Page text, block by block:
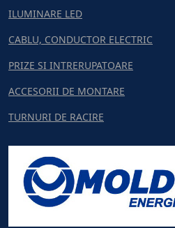
ILUMINARE LED
CABLU, CONDUCTOR ELECTRIC
PRIZE SI INTRERUPATOARE
ACCESORII DE MONTARE
TURNURI DE RACIRE